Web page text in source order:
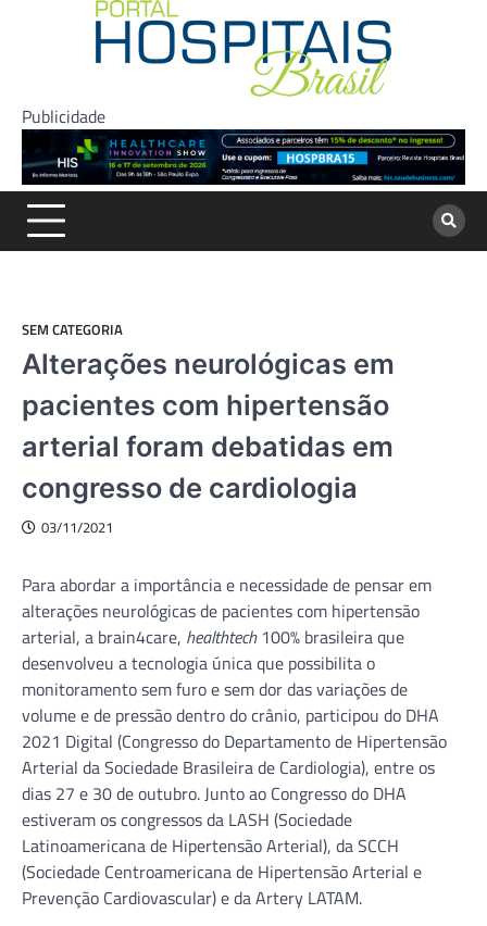
Publicidade
SEM CATEGORIA
Alterações neurológicas em
pacientes com hipertensão
arterial foram debatidas em
congresso de cardiologia
03/11/2021
Para abordar a importância e necessidade de pensar em
alterações neurológicas de pacientes com hipertensão
arterial, a brain4care, healthtech100% brasileira que
desenvolveu a tecnologia única que possibilita o
monitoramento sem furo e sem dor das variações de
volume e de pressão dentro do crânio, participou do DHA
2021 Digital (Congresso do Departamento de Hipertensão
Arterial da Sociedade Brasileira de Cardiologia), entre os
dias 27 e 30 de outubro. Junto ao Congresso do DHA
estiveram os congressos da LASH (Sociedade
Latinoamericana de Hipertensão Arterial), da SCCH
(Sociedade Centroamericana de Hipertensão Arterial e
Prevenção Cardiovascular) e da Artery LATAM.